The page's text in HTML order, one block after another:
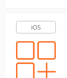
iOS